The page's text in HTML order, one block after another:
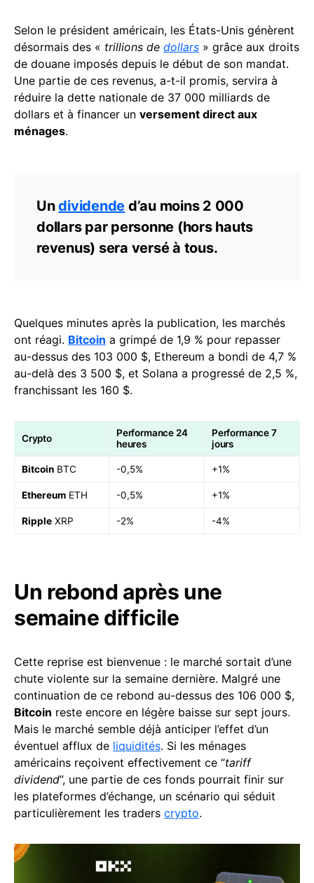
Selon le président américain, les États-Unis génèrent
désormais des « trillions de dollars » grâce aux droits
de douane imposés depuis le début de son mandat.
Une partie de ces revenus, a-t-il promis, servira à
réduire la dette nationale de 37 000 milliards de
dollars et à financer un versement direct aux
ménages.
Undividende d’au moins 2 000
dollars par personne (hors hauts
revenus) sera versé à tous.
Quelques minutes après la publication, les marchés
ont réagi. Bitcoin a grimpé de 1,9 % pour repasser
au-dessus des 103 000 $, Ethereum a bondi de 4,7 %
au-delà des 3 500 $, et Solana a progressé de 2,5 %,
franchissant les 160 $.
Crypto
Performance 24
heures
Performance 7
jours
Bitcoin BTC -0,5% +1%
Ethereum ETH -0,5% +1%
Ripple XRP -2% -4%
Un rebond après une
semaine difficile
Cette reprise est bienvenue : le marché sortait d’une
chute violente sur la semaine dernière. Malgré une
continuation de ce rebond au-dessus des 106 000 $,
Bitcoin reste encore en légère baisse sur sept jours.
Mais le marché semble déjà anticiper l’effet d’un
éventuel afflux de liquidités. Si les ménages
américains reçoivent effectivement ce “tariff
dividend”, une partie de ces fonds pourrait finir sur
les plateformes d’échange, un scénario qui séduit
particulièrement les traders crypto.